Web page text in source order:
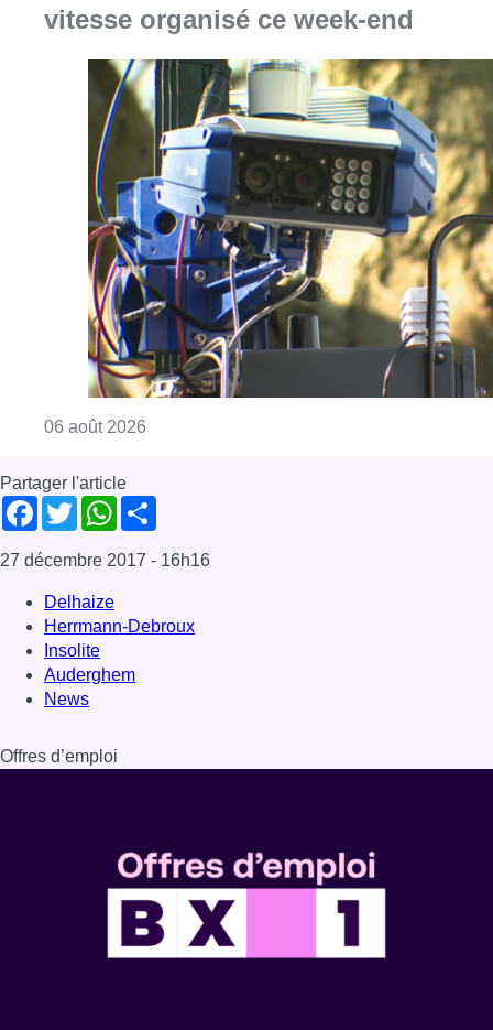
06 août 2026 Consulter l'article "Un marathon de
Partager l'article
FacebookTwitterWhatsApp
Share
27 décembre 2017- 16h16
Delhaize
Herrmann-Debroux
Insolite
Auderghem
News